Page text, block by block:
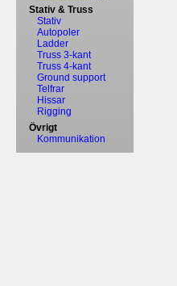
Stativ & Truss
Stativ
Autopoler
Ladder
Truss 3-kant
Truss 4-kant
Ground support
Telfrar
Hissar
Rigging
Övrigt
Kommunikation